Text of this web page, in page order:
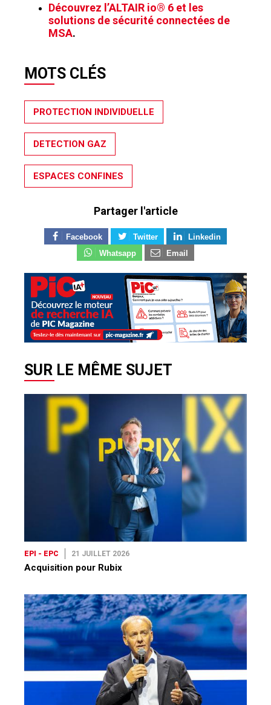
Découvrez l’ALTAIR io® 6 et les
solutions de sécurité connectées de
MSA.
MOTS CLÉS
PROTECTION INDIVIDUELLE
DETECTION GAZ
ESPACES CONFINES
Partager l'article
Facebook Twitter
Linkedin
Whatsapp
Email
SUR LE MÊME SUJET
EPI - EPC 21 JUILLET 2026
Acquisition pour Rubix